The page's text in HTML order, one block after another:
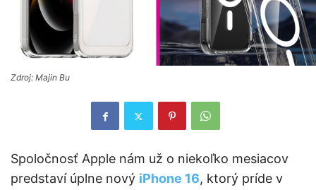
Zdroj: Majin Bu
Spoločnosť Apple nám už o niekoľko mesiacov
predstaví úplne nový iPhone 16, ktorý príde v